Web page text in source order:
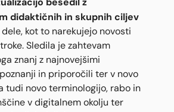
didaktičnih in skupnih ciljev
kot to narekujejo novosti
Sledila je zahtevam
znanj z najnovejšimi
in priporočili ter v novo
tudi novo terminologijo, rabo in
v digitalnem okolju ter